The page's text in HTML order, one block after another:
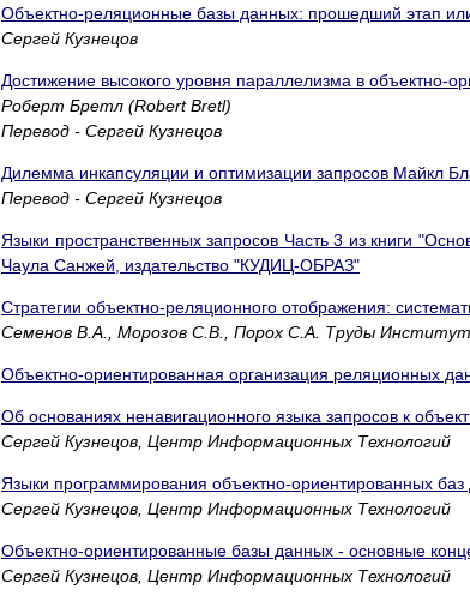
Объектно-реляционные базы данных: прошедший этап
Сергей Кузнецов
Достижение высокого уровня параллелизма в объектно-
Роберт Бретл (Robert Bretl)
Перевод - Сергей Кузнецов
Дилемма инкапсуляции и оптимизации запросов Майкл
Перевод - Сергей Кузнецов
Языки пространственных запросов Часть 3 из книги
Чаула Санжей, издательство "КУДИЦ-ОБРАЗ"
Стратегии объектно-реляционного отображения:
Семенов В.А., Морозов С.В., Порох С.А. Труды
Объектно-ориентированная организация реляционных
Об основаниях ненавигационного языка запросов к
Сергей Кузнецов, Центр Информационных Технологий
Языки программирования объектно-ориентированных
Сергей Кузнецов, Центр Информационных Технологий
Объектно-ориентированные базы данных - основные
Сергей Кузнецов, Центр Информационных Технологий